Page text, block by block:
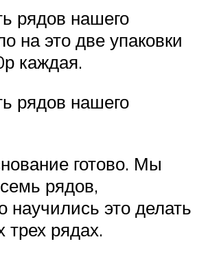
рядов нашего
на это две упаковки
каждая.
рядов нашего
готово. Мы
рядов,
научились это делать
трех рядах.